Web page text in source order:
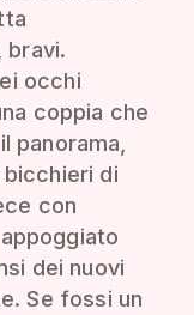
bravi.
occhi
coppia che
panorama,
di
con
dei nuovi
Se fossi un